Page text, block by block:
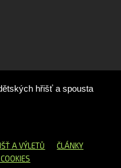
hřišť a spousta
A VÝLETŮ
ČLÁNKY